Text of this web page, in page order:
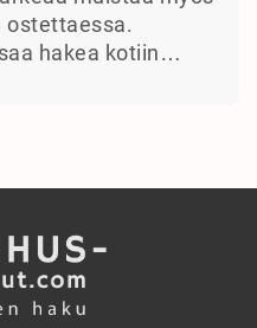
ostettaessa.
hakea kotiin…